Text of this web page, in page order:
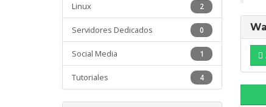
2
Linux
0
Servidores Dedicados
1
Social Media
4
Tutoriales